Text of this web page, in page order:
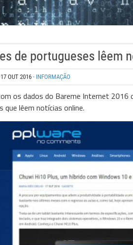
de portugueses lêem
17 OUT 2016 · INFORMAÇÃO
os dados do Bareme Internet
que lêem notícias online.